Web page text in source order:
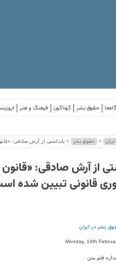
فرهنگ و هنر گوناگون حقوق بشر
> حقوق بشر > یادداشتی از آرش صادقی:
از آرش صادقی:
قانونی تبیین شده
بشر در ایران
Monday, 19th
قلم متن